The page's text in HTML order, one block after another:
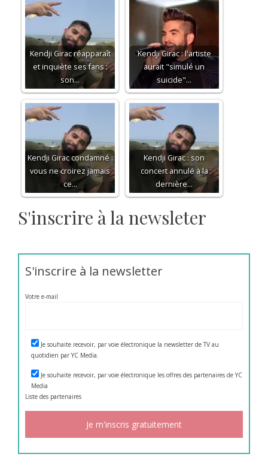
Kendji Girac réapparaît
et inquiète ses fans :
son…
Kendji Girac : l'artiste
aurait "simulé un
suicide"…
Kendji Girac condamné :
vous ne croirez jamais
ce…
Kendji Girac : son
concert annulé à la
dernière…
S'inscrire à la newsleter
S'inscrire à la newsletter
Votre e-mail
Je souhaite recevoir, par voie électronique la newsletter de TV au
quotidien par YC Media.
Je souhaite recevoir, par voie électronique les offres des partenaires de YC
Media
Liste des partenaires